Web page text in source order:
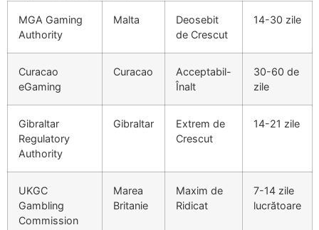
MGA Gaming
Authority
Malta
Deosebit
de Crescut
14-30 zile
Curacao
eGaming
Curacao
Acceptabil-
Înalt
30-60 de
zile
Gibraltar
Regulatory
Authority
Gibraltar
Extrem de
Crescut
14-21 zile
UKGC
Gambling
Commission
Marea
Britanie
Maxim de
Ridicat
7-14 zile
lucrătoare